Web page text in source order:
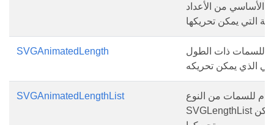
الأساسي من الأعداد
SVGAnimatedLength للسمات ذات الطول
SVGAnimatedLengthList
للسمات من النوع
SVGLengthList التي يمكن